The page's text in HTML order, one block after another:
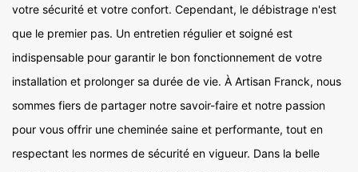
votre sécurité et votre confort. Cependant, le débistrage n'est
que le premier pas. Un entretien régulier et soigné est
indispensable pour garantir le bon fonctionnement de votre
installation et prolonger sa durée de vie. À Artisan Franck, nous
sommes fiers de partager notre savoir-faire et notre passion
pour vous offrir une cheminée saine et performante, tout en
respectant les normes de sécurité en vigueur. Dans la belle